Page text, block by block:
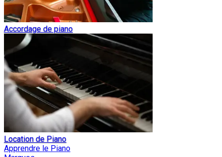
Accordage de piano
Location de Piano
Apprendre le Piano